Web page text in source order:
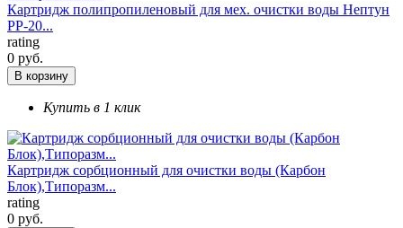
Картридж полипропиленовый для мех. очистки воды Нептун
РР-20...
rating
0 руб.
В корзину
Купить в 1 клик
Картридж сорбционный для очистки воды (Карбон
Блок),Типоразм...
rating
0 руб.